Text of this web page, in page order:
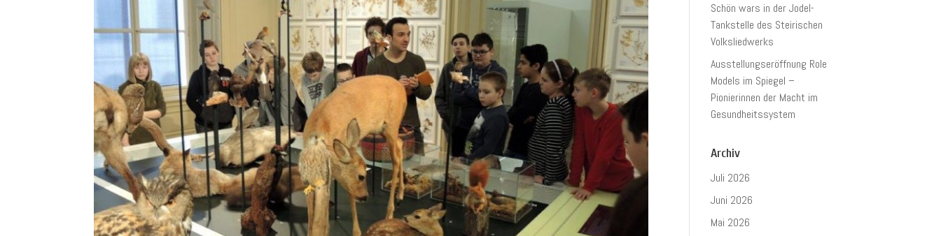
Schön wars in der Jodel-
Tankstelle des Steirischen
Volksliedwerks
Ausstellungseröffnung Role
Models im Spiegel –
Pionierinnen der Macht im
Gesundheitssystem
Archiv
Juli 2026
Juni 2026
Mai 2026